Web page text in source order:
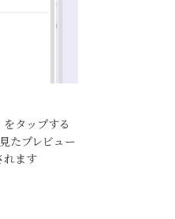
をタップする
たプレビュー
れます